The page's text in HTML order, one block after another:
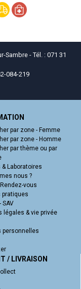
Sambre - Tél. : 071 31
084-219
par zone - Femme
par zone - Homme
par thème ou par
& Laboratoires
nous ?
vous
pratiques
SAV
légales & vie privée
personnelles
/ LIVRAISON